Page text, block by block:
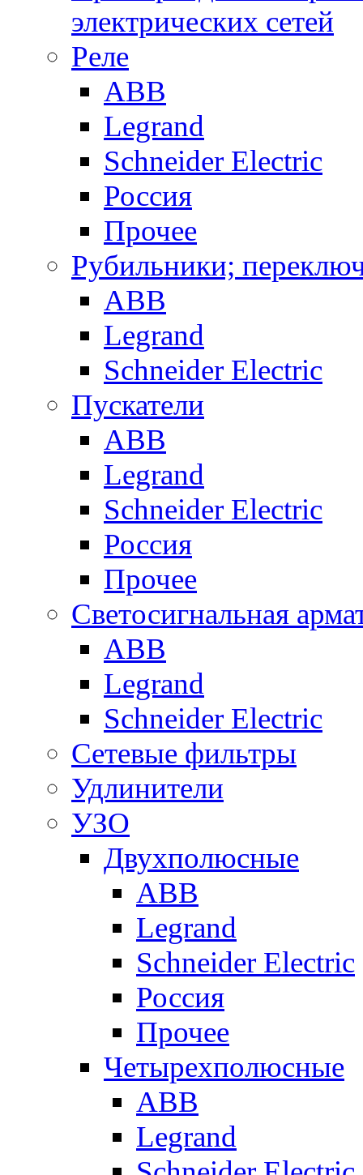
электрических сетей
Реле
ABB
Legrand
Schneider Electric
Россия
Прочее
Рубильники;
ABB
Legrand
Schneider Electric
Пускатели
ABB
Legrand
Schneider Electric
Россия
Прочее
Светосигнальная
ABB
Legrand
Schneider Electric
Сетевые фильтры
Удлинители
УЗО
Двухполюсные
ABB
Legrand
Schneider Electric
Россия
Прочее
Четырехполюсные
ABB
Legrand